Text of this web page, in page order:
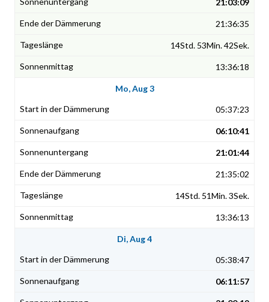
21:03:09
21:36:35
14Std. 53Min. 42Sek.
13:36:18
Mo, Aug 3
05:37:23
06:10:41
21:01:44
21:35:02
14Std. 51Min. 3Sek.
13:36:13
Di, Aug 4
05:38:47
06:11:57